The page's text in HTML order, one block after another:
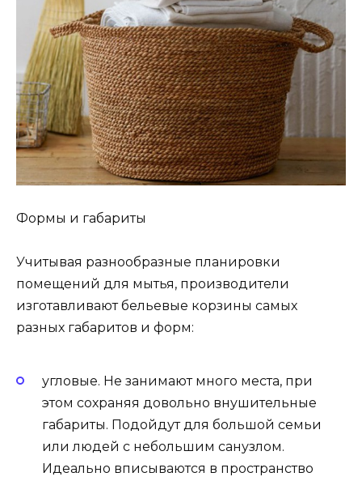
Формы и габариты
Учитывая разнообразные планировки
помещений для мытья, производители
изготавливают бельевые корзины самых
разных габаритов и форм:
угловые. Не занимают много места, при
этом сохраняя довольно внушительные
габариты. Подойдут для большой семьи
или людей с небольшим санузлом.
Идеально вписываются в пространство